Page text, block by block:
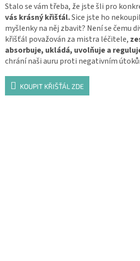
Stalo se vám třeba, že jste šli pro
vás krásný křišťál.Sice jste ho
myšlenky na něj zbavit? Není se čemu
křišťál považován za mistra léčitele,
absorbuje, ukládá, uvolňuje a
chrání naši auru proti negativním
KOUPIT KŘIŠŤÁL ZDE